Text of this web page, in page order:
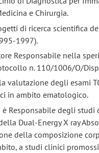
e Chirurgia.
di ricerca scientifica
1997).
Responsabile nella
n. 110/1006/O/Disp
valutazione degli esami
in ambito ematologico.
Responsabile degli studi
Dual-Energy X ray
della composizione
a studi clinici